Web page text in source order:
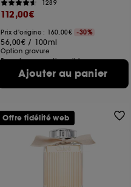
1289
112,00€
Prix d'origine : 160,00€ -30%
56,00€ / 100ml
Option gravure
5 contenances disponibles
Ajouter au panier
Offre fidélité web